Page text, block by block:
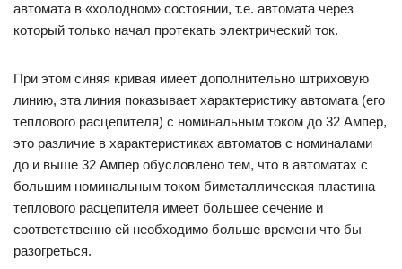
автомата в «холодном» состоянии, т.е. автомата через
который только начал протекать электрический ток.
При этом синяя кривая имеет дополнительно штриховую
линию, эта линия показывает характеристику автомата (его
теплового расцепителя) с номинальным током до 32 Ампер,
это различие в характеристиках автоматов с номиналами
до и выше 32 Ампер обусловлено тем, что в автоматах с
большим номинальным током биметаллическая пластина
теплового расцепителя имеет большее сечение и
соответственно ей необходимо больше времени что бы
разогреться.